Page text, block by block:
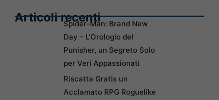
Articoli recentiSpider-Man: Brand New
Day – L’Orologio del
Punisher, un Segreto Solo
per Veri Appassionati
Riscatta Gratis un
Acclamato RPG Roguelike